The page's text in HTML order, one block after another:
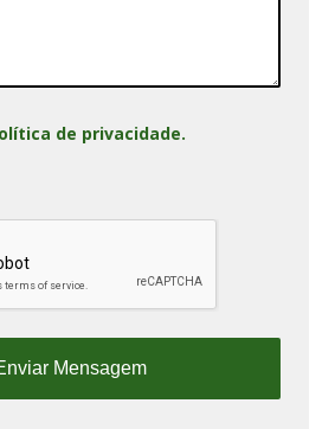
de privacidade.